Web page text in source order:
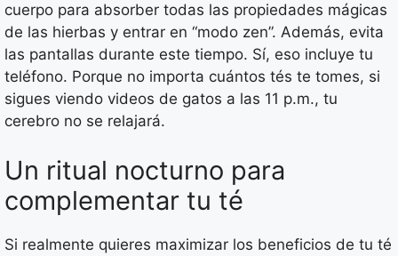
cuerpo para absorber todas las propiedades mágicas
de las hierbas y entrar en “modo zen”. Además, evita
las pantallas durante este tiempo. Sí, eso incluye tu
teléfono. Porque no importa cuántos tés te tomes, si
sigues viendo videos de gatos a las 11 p.m., tu
cerebro no se relajará.
Un ritual nocturno para
complementar tu té
Si realmente quieres maximizar los beneficios de tu té